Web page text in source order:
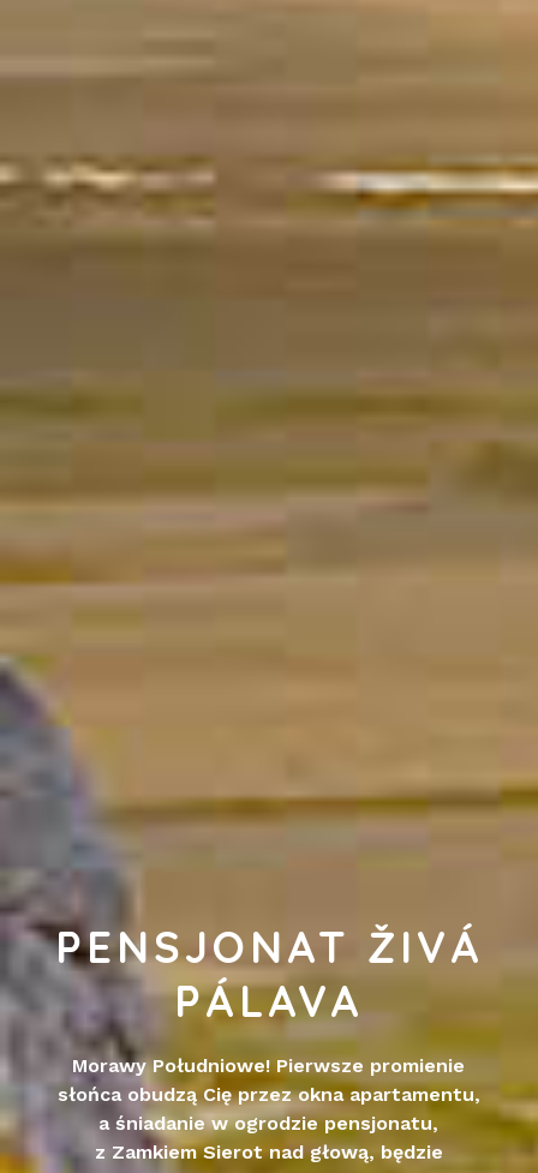
PENSJONAT ŽIVÁ
PÁLAVA
Morawy Południowe! Pierwsze promienie
słońca obudzą Cię przez okna apartamentu,
a śniadanie w ogrodzie pensjonatu,
z Zamkiem Sierot nad głową, będzie